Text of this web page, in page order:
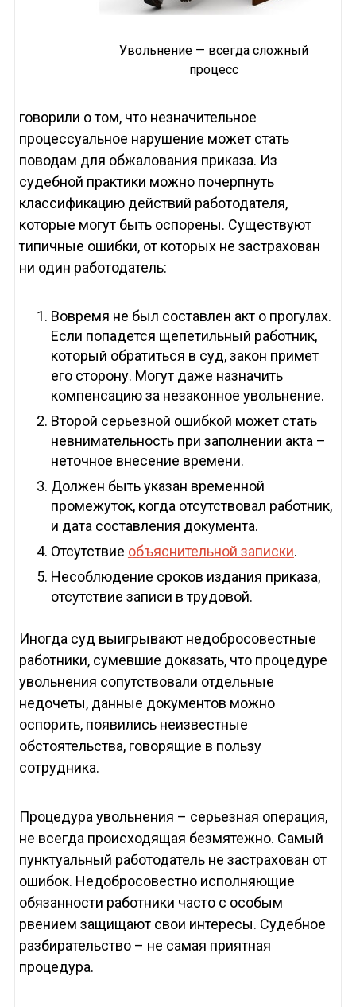
Увольнение — всегда сложный
процесс
говорили о том, что незначительное
процессуальное нарушение может стать
поводам для обжалования приказа. Из
судебной практики можно почерпнуть
классификацию действий работодателя,
которые могут быть оспорены. Существуют
типичные ошибки, от которых не застрахован
ни один работодатель:
Вовремя не был составлен акт о прогулах.
Если попадется щепетильный работник,
который обратиться в суд, закон примет
его сторону. Могут даже назначить
компенсацию за незаконное увольнение.
Второй серьезной ошибкой может стать
невнимательность при заполнении акта –
неточное внесение времени.
Должен быть указан временной
промежуток, когда отсутствовал работник,
и дата составления документа.
Отсутствие объяснительной записки.
Несоблюдение сроков издания приказа,
отсутствие записи в трудовой.
Иногда суд выигрывают недобросовестные
работники, сумевшие доказать, что процедуре
увольнения сопутствовали отдельные
недочеты, данные документов можно
оспорить, появились неизвестные
обстоятельства, говорящие в пользу
сотрудника.
Процедура увольнения – серьезная операция,
не всегда происходящая безмятежно. Самый
пунктуальный работодатель не застрахован от
ошибок. Недобросовестно исполняющие
обязанности работники часто с особым
рвением защищают свои интересы. Судебное
разбирательство – не самая приятная
процедура.